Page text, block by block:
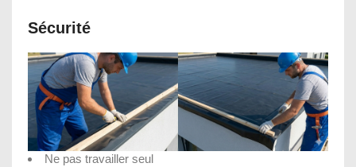
Sécurité
Ne pas travailler seul